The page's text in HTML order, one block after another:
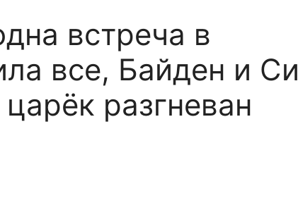
встреча в
все, Байден и Си
разгневан